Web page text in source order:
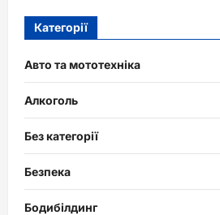
Категорії
Авто та мототехніка
Алкоголь
Без категорії
Безпека
Бодибілдинг